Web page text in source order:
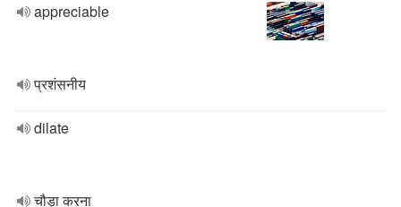
appreciable
प्रशंसनीय
dilate
चौड़ा करना